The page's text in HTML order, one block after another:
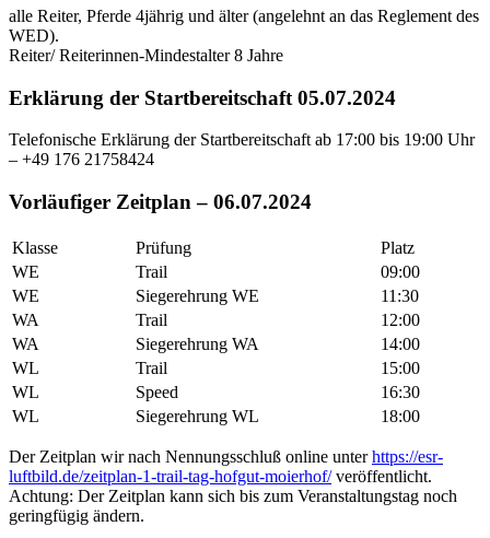
alle Reiter, Pferde 4jährig und älter (angelehnt an das Reglement des
WED).
Reiter/ Reiterinnen-Mindestalter 8 Jahre
Erklärung der Startbereitschaft 05.07.2024
Telefonische Erklärung der Startbereitschaft ab 17:00 bis 19:00 Uhr
– +49 176 21758424
Vorläufiger Zeitplan – 06.07.2024
Klasse Prüfung
Platz
WE
Trail
09:00
WE
Siegerehrung WE
11:30
WA
Trail
12:00
WA
Siegerehrung WA
14:00
WL
Trail
15:00
WL
Speed
16:30
WL
Siegerehrung WL 18:00
Der Zeitplan wir nach Nennungsschluß online unterhttps://esr-
luftbild.de/zeitplan-1-trail-tag-hofgut-moierhof/veröffentlicht.
Achtung: Der Zeitplan kann sich bis zum Veranstaltungstag noch
geringfügig ändern.